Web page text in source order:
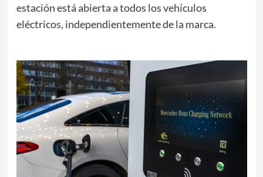
estación está abierta a todos los vehículos
eléctricos, independientemente de la marca.